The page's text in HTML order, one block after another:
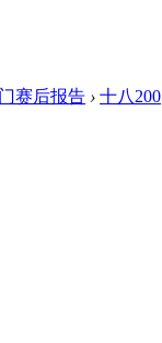
赛后报告 › 十八200